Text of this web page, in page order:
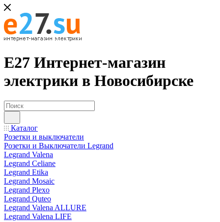
Е27 Интернет-магазин
электрики в Новосибирске
Каталог
Розетки и выключатели
Розетки и Выключатели Legrand
Legrand Valena
Legrand Celiane
Legrand Etika
Legrand Mosaic
Legrand Plexo
Legrand Quteo
Legrand Valena ALLURE
Legrand Valena LIFE